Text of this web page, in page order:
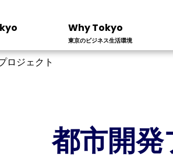
Why Tokyo
東京のビジネス生活環境
ロジェクト
都市開発